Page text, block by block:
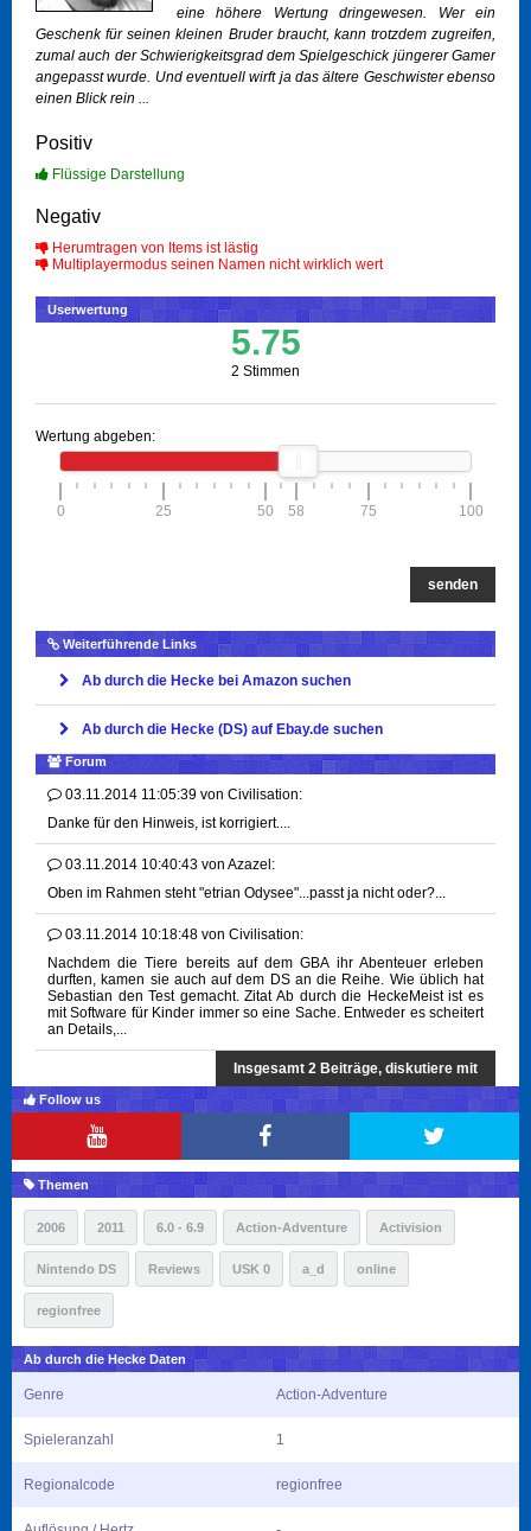
eine höhere Wertung dringewesen. Wer ein
Geschenk für seinen kleinen Bruder braucht, kann trotzdem zugreifen,
zumal auch der Schwierigkeitsgrad dem Spielgeschick jüngerer Gamer
angepasst wurde. Und eventuell wirft ja das ältere Geschwister ebenso
einen Blick rein ...
Positiv
Flüssige Darstellung
Negativ
Herumtragen von Items ist lästig
Multiplayermodus seinen Namen nicht wirklich wert
Userwertung
5.75
2 Stimmen
Wertung abgeben:
0 25 50 58 75 100
senden
Weiterführende Links
Ab durch die Hecke bei Amazon suchen
Ab durch die Hecke (DS) auf Ebay.de suchen
Forum
03.11.2014 11:05:39 von Civilisation:
Danke für den Hinweis, ist korrigiert....
03.11.2014 10:40:43 von Azazel:
Oben im Rahmen steht "etrian Odysee"...passt ja nicht oder?...
03.11.2014 10:18:48 von Civilisation:
Nachdem die Tiere bereits auf dem GBA ihr Abenteuer erleben
durften, kamen sie auch auf dem DS an die Reihe. Wie üblich hat
Sebastian den Test gemacht. Zitat Ab durch die HeckeMeist ist es
mit Software für Kinder immer so eine Sache. Entweder es scheitert
an Details,...
Insgesamt 2 Beiträge, diskutiere mit
Follow us
Themen
2006 2011 6.0 - 6.9 Action-Adventure Activision
Nintendo DS Reviews USK 0 a_d online
regionfree
Ab durch die Hecke Daten
Genre Action-Adventure
Spieleranzahl 1
Regionalcode regionfree